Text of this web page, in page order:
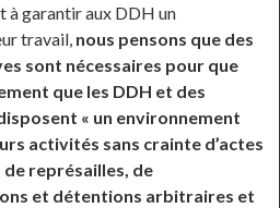
à garantir aux DDH un
travail, nous pensons que des
sont nécessaires pour que
que les DDH et des
« un environnement
activités sans crainte d’actes
de représailles, de
et détentions arbitraires et